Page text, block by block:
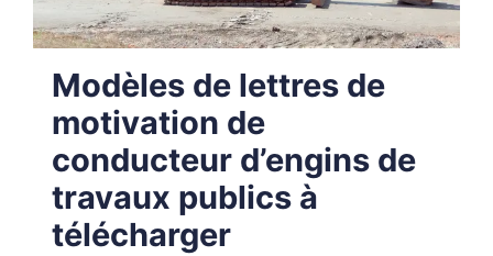
Modèles de lettres de
motivation de
conducteur d’engins de
travaux publics à
télécharger